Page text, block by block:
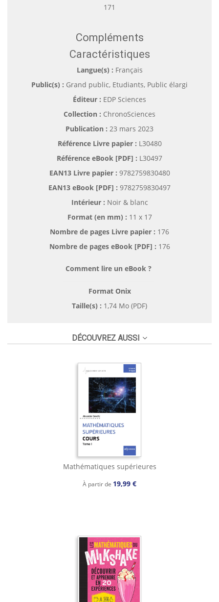
171
Compléments
Caractéristiques
Langue(s) : Français
Public(s) : Grand public, Etudiants, Public élargi
Éditeur : EDP Sciences
Collection : ChronoSciences
Publication : 23 mars 2023
Référence Livre papier : L30480
Référence eBook [PDF] : L30497
EAN13 Livre papier : 9782759830480
EAN13 eBook [PDF] : 9782759830497
Intérieur : Noir & blanc
Format (en mm) : 11 x 17
Nombre de pages Livre papier : 176
Nombre de pages eBook [PDF] : 176
Comment lire un eBook ?
Format Onix
Taille(s) : 1,74 Mo (PDF)
DÉCOUVREZ AUSSI
Mathématiques supérieures
À partir de 19,99 €